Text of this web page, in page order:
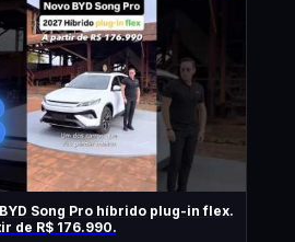
Song Pro híbrido plug-in flex.
de R$ 176.990.